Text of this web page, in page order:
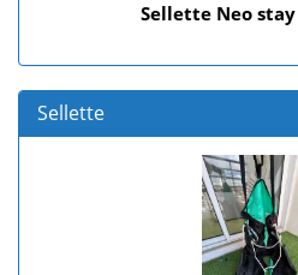
Sellette Neo
Sellette